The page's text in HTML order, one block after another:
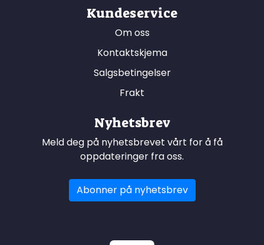
Kundeservice
Om oss
Kontaktskjema
Salgsbetingelser
Frakt
Nyhetsbrev
Meld deg på nyhetsbrevet vårt for å få
oppdateringer fra oss.
Abonner på nyhetsbrev